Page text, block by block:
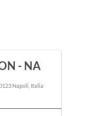
- NA
Napoli, Italia